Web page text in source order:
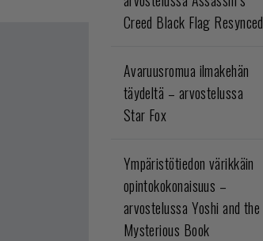
Creed Black Flag Resynced
Avaruusromua ilmakehän
täydeltä – arvostelussa
Star Fox
Ympäristötiedon värikkäin
opintokokonaisuus –
arvostelussa Yoshi and the
Mysterious Book